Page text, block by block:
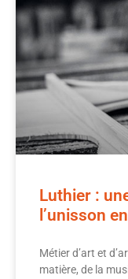
Luthier :
l’unisson
Métier d’art et
matière, de la